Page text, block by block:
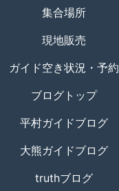
集合場所
現地販売
ガイド空き状況・予約
ブログトップ
平村ガイドブログ
大熊ガイドブログ
truthブログ